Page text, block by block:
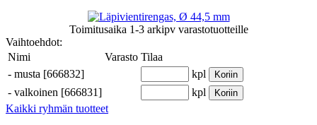
Toimitusaika 1-3 arkipvvarastotuotteille
Vaihtoehdot:
Nimi
Varasto Tilaa
- musta [666832] kpl Koriin
- valkoinen [666831] kpl Koriin
Kaikki ryhmän tuotteet